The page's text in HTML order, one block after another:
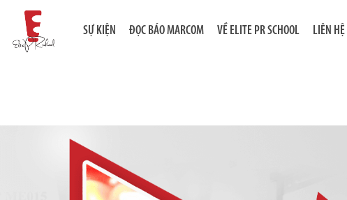
SỰ KIỆN ĐỌC BÁO MARCOM VỀ ELITE PR SCHOOL LIÊN HỆ